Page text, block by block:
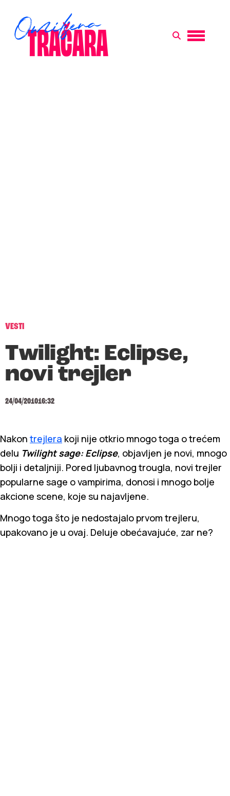
VESTI
Twilight: Eclipse,
novi trejler
24/04/201016:32
Nakon trejlera koji nije otkrio mnogo toga o trećem
delu Twilight sage: Eclipse, objavljen je novi, mnogo
bolji i detaljniji. Pored ljubavnog trougla, novi trejler
popularne sage o vampirima, donosi i mnogo bolje
akcione scene, koje su najavljene.
Mnogo toga što je nedostajalo prvom trejleru,
upakovano je u ovaj. Deluje obećavajuće, zar ne?